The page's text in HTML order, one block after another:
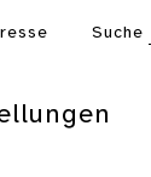
Suche